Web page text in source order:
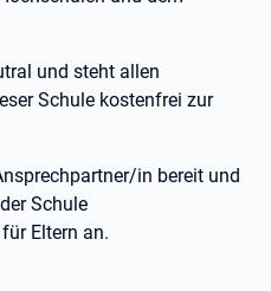
und steht allen
Schule kostenfrei zur
in bereit und
Schule
Eltern an.